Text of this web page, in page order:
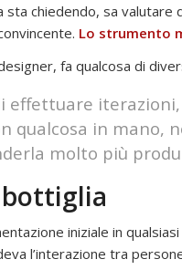
sta chiedendo, sa
Lo strumento
fa qualcosa di
effettuare
qualcosa in mano,
molto più
iniziale in
l’interazione tra